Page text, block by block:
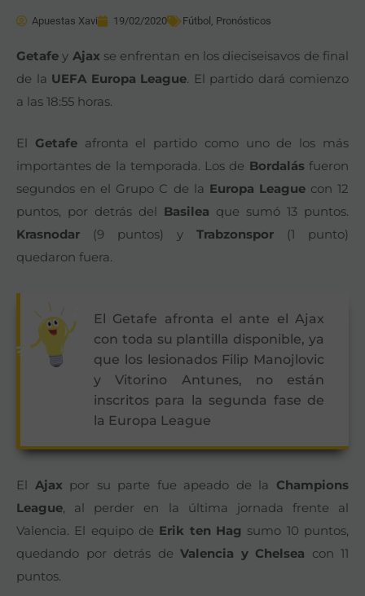
Apuestas Xavi 19/02/2020 Fútbol , Pronósticos
Getafe y Ajaxse enfrentan en los dieciseisavos de final
de la UEFA Europa League. El partido dará comienzo
a las 18:55 horas.
El Getafeafronta el partido como uno de los más
importantes de la temporada. Los de Bordalásfueron
segundos en el Grupo C de la Europa Leaguecon 12
puntos, por detrás del Basilea que sumó 13 puntos.
Krasnodar (9 puntos) y Trabzonspor (1 punto)
quedaron fuera.
El Getafe afronta el ante el Ajax
con toda su plantilla disponible, ya
que los lesionados Filip Manojlovic
y Vitorino Antunes, no están
inscritos para la segunda fase de
la Europa League
El Ajaxpor su parte fue apeado de la Champions
League, al perder en la última jornada frente al
Valencia. El equipo de Erik ten Hag sumo 10 puntos,
quedando por detrás de Valencia y Chelsea con 11
puntos.